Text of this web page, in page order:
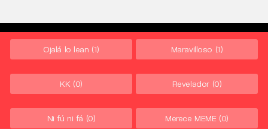
Ojalá lo lean (1) Maravilloso (1)
KK (0) Revelador (0)
Ni fú ni fá (0) Merece MEME (0)